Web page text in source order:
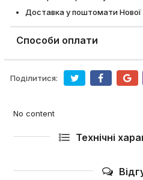
Доставка у поштомати
Способи оплати
Поділитися:
No content
Технічні